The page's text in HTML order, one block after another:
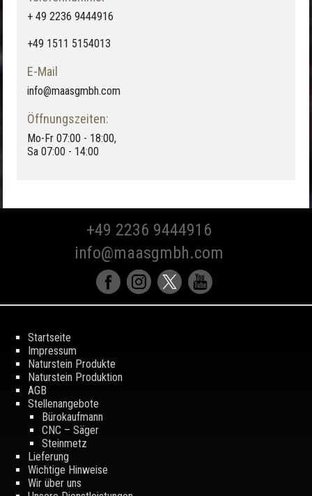
+ 49 2236 9444916
+49 1511 5154013
E-Mail
info@maasgmbh.com
Öffnungszeiten:
Mo-Fr 07:00 - 18:00,
Sa 07:00 - 14:00
+49 2236 9444916
info@maasgmbh.com
Startseite
Impressum
Naturstein Produkte
Naturstein Produktion
AGB
Stellenangebote
Bürokaufmann
CNC – Säger
Steinmetz
Lieferung
Wichtige Hinweise
Wir über uns